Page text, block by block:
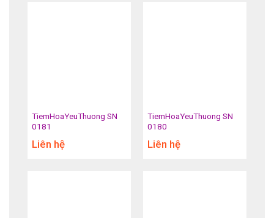
TiemHoaYeuThuong SN
0181
Liên hệ
TiemHoaYeuThuong SN
0180
Liên hệ